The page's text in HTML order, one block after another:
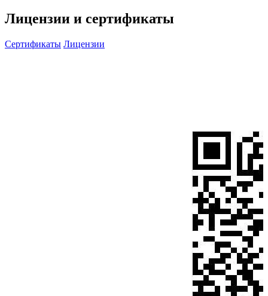
Лицензии и сертификаты
Сертификаты Лицензии